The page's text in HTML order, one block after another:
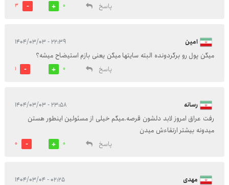
پاسخ
0
3
امین ۲۲:۳۹ - ۱۴۰۴/۰۳/۰۳
میگن پول رو برگردونده البته سایتها میگن یعنی بازم استیضاح میشه؟
پاسخ
0
1
رسانه ۲۳:۵۸ - ۱۴۰۴/۰۳/۰۳
رفت عراق امروز لابد دلشون قرصه.میگم خیلی از مسئولین اینطور هستن
میدونه بیشتر ارتقاءش میدن
پاسخ
0
0
مهدی ۰۲:۲۵ - ۱۴۰۴/۰۳/۰۴